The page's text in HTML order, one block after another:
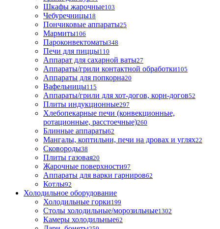
Шкафы жарочные103
Чебуречницы18
Пончиковые аппараты25
Мармиты106
Пароконвектоматы348
Печи для пиццы110
Аппарат для сахарной ваты27
Аппараты/грили контактной обработки105
Аппараты для попкорна20
Вафельницы115
Аппараты/грили для хот-догов, корн-догов52
Плиты индукционные297
Хлебопекарные печи (конвекционные,
ротационные, расстоечные)260
Блинные аппараты62
Мангалы, коптильни, печи на дровах и углях22
Сковороды38
Плиты газовая20
Жарочные поверхности97
Аппараты для варки гарниров62
Котлы92
Холодильное оборудование
Холодильные горки199
Столы холодильные/морозильные1302
Камеры холодильные62